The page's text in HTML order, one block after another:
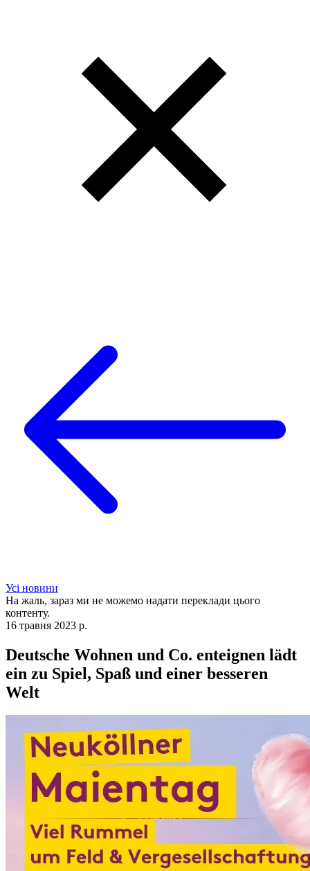
Усі новини
На жаль, зараз ми не можемо надати переклади цього
контенту.
16 травня 2023 р.
Deutsche Wohnen und Co. enteignen lädt
ein zu Spiel, Spaß und einer besseren
Welt